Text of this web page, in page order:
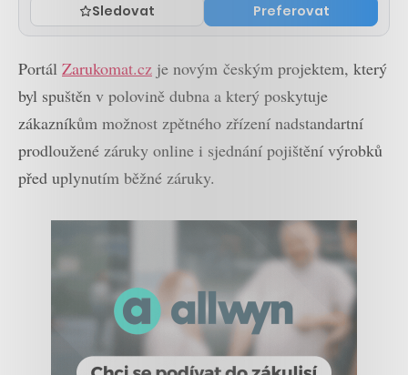
Sledovat Preferovat
Portál Zarukomat.cz je novým českým projektem, který
byl spuštěn v polovině dubna a který poskytuje
zákazníkům možnost zpětného zřízení nadstandartní
prodloužené záruky online i sjednání pojištění výrobků
před uplynutím běžné záruky.